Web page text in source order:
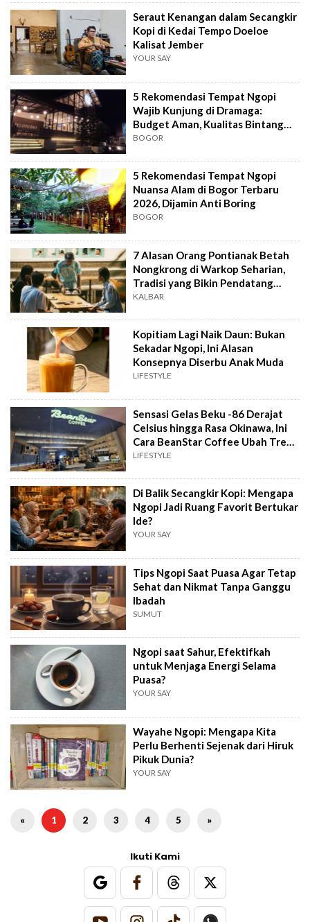
Seraut Kenangan dalam Secangkir
Kopi di Kedai Tempo Doeloe
Kalisat Jember
YOUR SAY
5 Rekomendasi Tempat Ngopi
Wajib Kunjung di Dramaga:
Budget Aman, Kualitas Bintang
Lima
BOGOR
5 Rekomendasi Tempat Ngopi
Nuansa Alam di Bogor Terbaru
2026, Dijamin Anti Boring
BOGOR
7 Alasan Orang Pontianak Betah
Nongkrong di Warkop Seharian,
Tradisi yang Bikin Pendatang
Kaget
KALBAR
Kopitiam Lagi Naik Daun: Bukan
Sekadar Ngopi, Ini Alasan
Konsepnya Diserbu Anak Muda
LIFESTYLE
Sensasi Gelas Beku -86 Derajat
Celsius hingga Rasa Okinawa, Ini
Cara BeanStar Coffee Ubah Tren
Ngopi
LIFESTYLE
Di Balik Secangkir Kopi: Mengapa
Ngopi Jadi Ruang Favorit Bertukar
Ide?
YOUR SAY
Tips Ngopi Saat Puasa Agar Tetap
Sehat dan Nikmat Tanpa Ganggu
Ibadah
SUMUT
Ngopi saat Sahur, Efektifkah
untuk Menjaga Energi Selama
Puasa?
YOUR SAY
Wayahe Ngopi: Mengapa Kita
Perlu Berhenti Sejenak dari Hiruk
Pikuk Dunia?
YOUR SAY
« 1 2 3 4 5 »
Ikuti Kami